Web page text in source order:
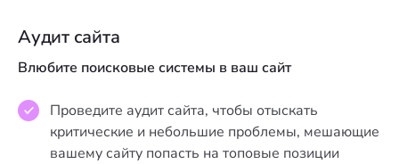
Аудит сайта
Влюбите поисковые системы в ваш сайт
Проведите аудит сайта, чтобы отыскать
критические и небольшие проблемы, мешающие
вашему сайту попасть на топовые позиции